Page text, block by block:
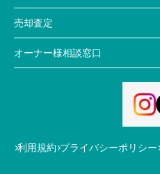
売却査定
オーナー様相談窓口
利用規約 プライバシーポリシー